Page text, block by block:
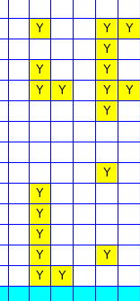
Y Y Y
Y
Y Y
Y Y Y Y
Y
Y
Y
Y
Y
Y Y
Y Y